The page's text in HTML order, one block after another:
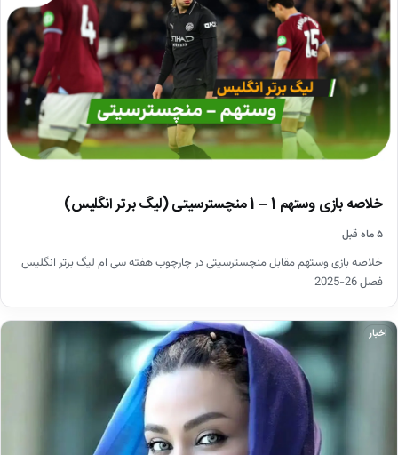
خلاصه بازی وستهم 1 – 1 منچسترسیتی (لیگ برتر انگلیس)
۵ ماه قبل
خلاصه بازی وستهم مقابل منچسترسیتی در چارچوب هفته سی ام لیگ برتر انگلیس
فصل 26-2025
اخبار